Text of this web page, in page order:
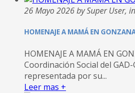
26 Mayo 2026 by Super User,
HOMENAJE A MAMÁ EN
HOMENAJE A MAMÁ EN
Coordinación Social del
representada por su...
Leer mas +